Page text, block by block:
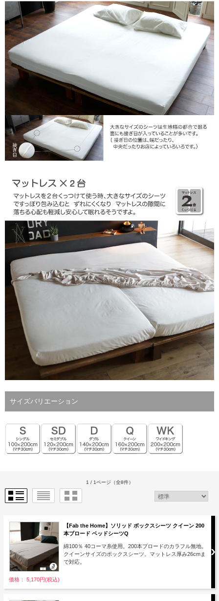
サイズバリエーション
1 / 1ページ （全8件）
【Fab the Home】ソリッド ボックスシーツ クイーン 200
本ブロード ベッドシーツQ
綿100％ 40コーマ糸使用。200本ブロードのカラフル無地。
クイーンサイズのボックスシーツ。マットレス厚み26cmま
で対応。
価格： 5,170円(税込)